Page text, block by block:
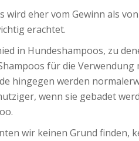
wird eher vom Gewinn als
erachtet.
in Hundeshampoos, zu
für die
hingegen werden
wenn sie gebadet
wir keinen Grund finden,